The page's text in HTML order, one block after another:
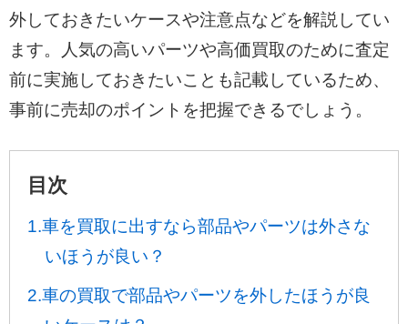
外しておきたいケースや注意点などを解説してい
ます。人気の高いパーツや高価買取のために査定
前に実施しておきたいことも記載しているため、
事前に売却のポイントを把握できるでしょう。
目次
1.車を買取に出すなら部品やパーツは外さな
いほうが良い？
2.車の買取で部品やパーツを外したほうが良